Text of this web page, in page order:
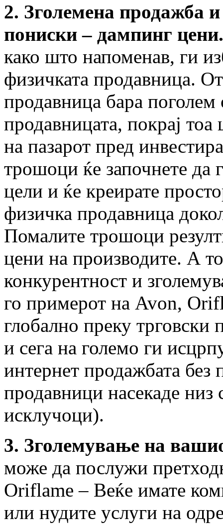
2. Зголемена продажба
пониски – дампинг цени.
како што напоменав, ги
физичката продавница.
продавница бара
продавницата, покрај
на пазарот пред
трошоци ќе започнете да
цели и ќе креирате
физичка продавница
Помалите трошоци
цени на производите. А
конкурентност и
го примерот на Avon,
глобално преку
и сега на големо ги
интернет продажбата без
продавници насекаде низ
исклучоци).
3. Зголемување на
може да послужи
Oriflame – Веќе имате
или нудите услуги на